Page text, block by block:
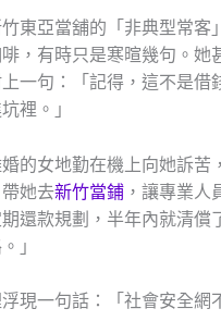
東亞當舖的「非典型常
，有時只是寒暄幾句。
一句：「記得，這不是
裡。」
的女地勤在機上向她訴苦
她去新竹當鋪 ，讓專業
還款規劃，半年內就清
」
現一句話：「社會安全